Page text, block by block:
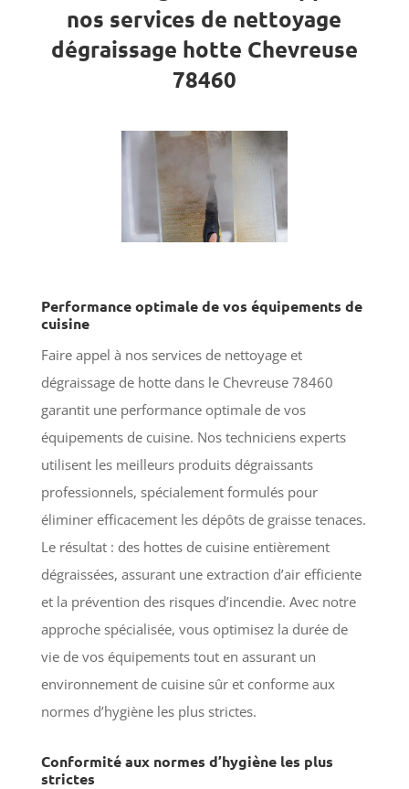
nos services de nettoyage
dégraissage hotte Chevreuse
78460
Performance optimale de vos équipements de
cuisine
Faire appel à nos services de nettoyage et
dégraissage de hotte dans le Chevreuse 78460
garantit une performance optimale de vos
équipements de cuisine. Nos techniciens experts
utilisent les meilleurs produits dégraissants
professionnels, spécialement formulés pour
éliminer efficacement les dépôts de graisse tenaces.
Le résultat : des hottes de cuisine entièrement
dégraissées, assurant une extraction d’air efficiente
et la prévention des risques d’incendie. Avec notre
approche spécialisée, vous optimisez la durée de
vie de vos équipements tout en assurant un
environnement de cuisine sûr et conforme aux
normes d’hygiène les plus strictes.
Conformité aux normes d’hygiène les plus
strictes